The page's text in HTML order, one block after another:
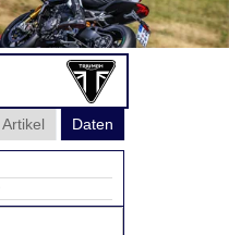
Daten
Artikel